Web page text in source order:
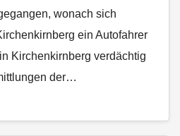
wonach sich
ein Autofahrer
Kirchenkirnberg verdächtig
der…